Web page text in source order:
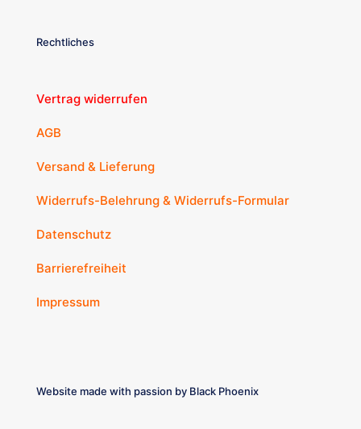
Rechtliches
Vertrag widerrufen
AGB
Versand & Lieferung
Widerrufs-Belehrung & Widerrufs-Formular
Datenschutz
Barrierefreiheit
Impressum
Website made with passion by Black Phoenix